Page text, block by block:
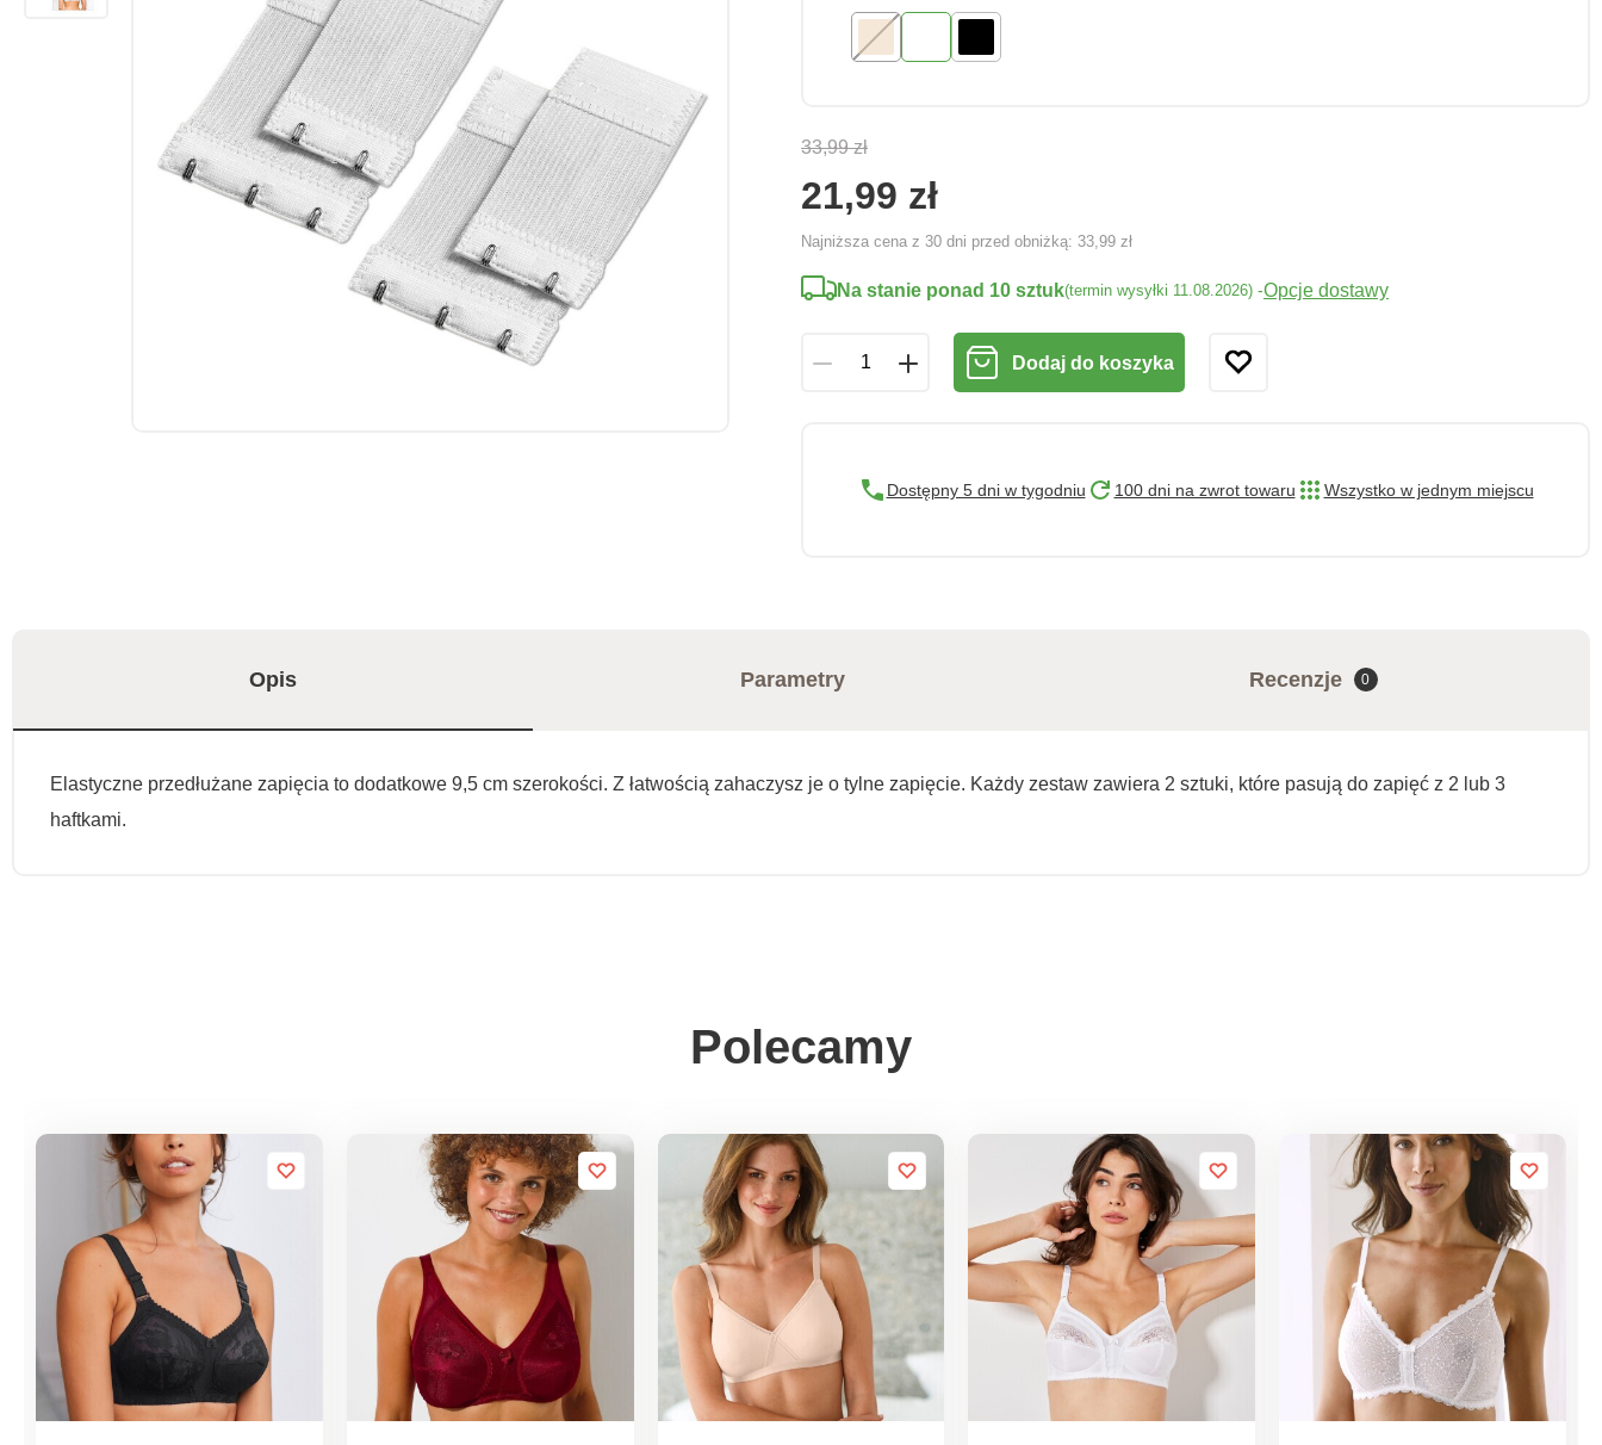
33,99 zł
21,99 zł
Najniższa cena z 30 dni przed obniżką: 33,99 zł
Na stanie ponad 10 sztuk(termin wysyłki 11.08.2026) -Opcje dostawy
Dodaj do koszyka
Dostępny 5 dni w tygodniu 100 dni na zwrot towaru Wszystko w jednym miejscu
Opis Parametry Recenzje 0
Elastyczne przedłużane zapięcia to dodatkowe 9,5 cm szerokości. Z łatwością zahaczysz je o tylne zapięcie. Każdy zestaw zawiera 2 sztuki, które pasują do zapięć z 2 lub 3
haftkami.
Polecamy